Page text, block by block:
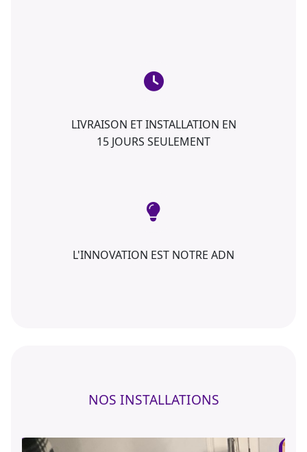
LIVRAISON ET INSTALLATION EN
15 JOURS SEULEMENT
L'INNOVATION EST NOTRE ADN
NOS INSTALLATIONS